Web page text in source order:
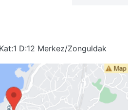
D:12 Merkez/Zonguldak